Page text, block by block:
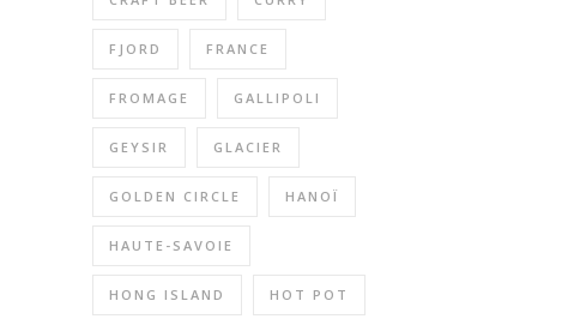
FJORD FRANCE
FROMAGE GALLIPOLI
GEYSIR GLACIER
GOLDEN CIRCLE HANOÏ
HAUTE-SAVOIE
HONG ISLAND HOT POT